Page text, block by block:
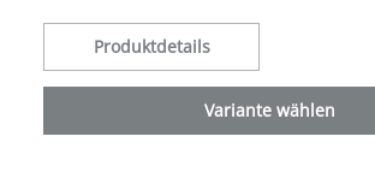
Produktdetails
Variante wählen